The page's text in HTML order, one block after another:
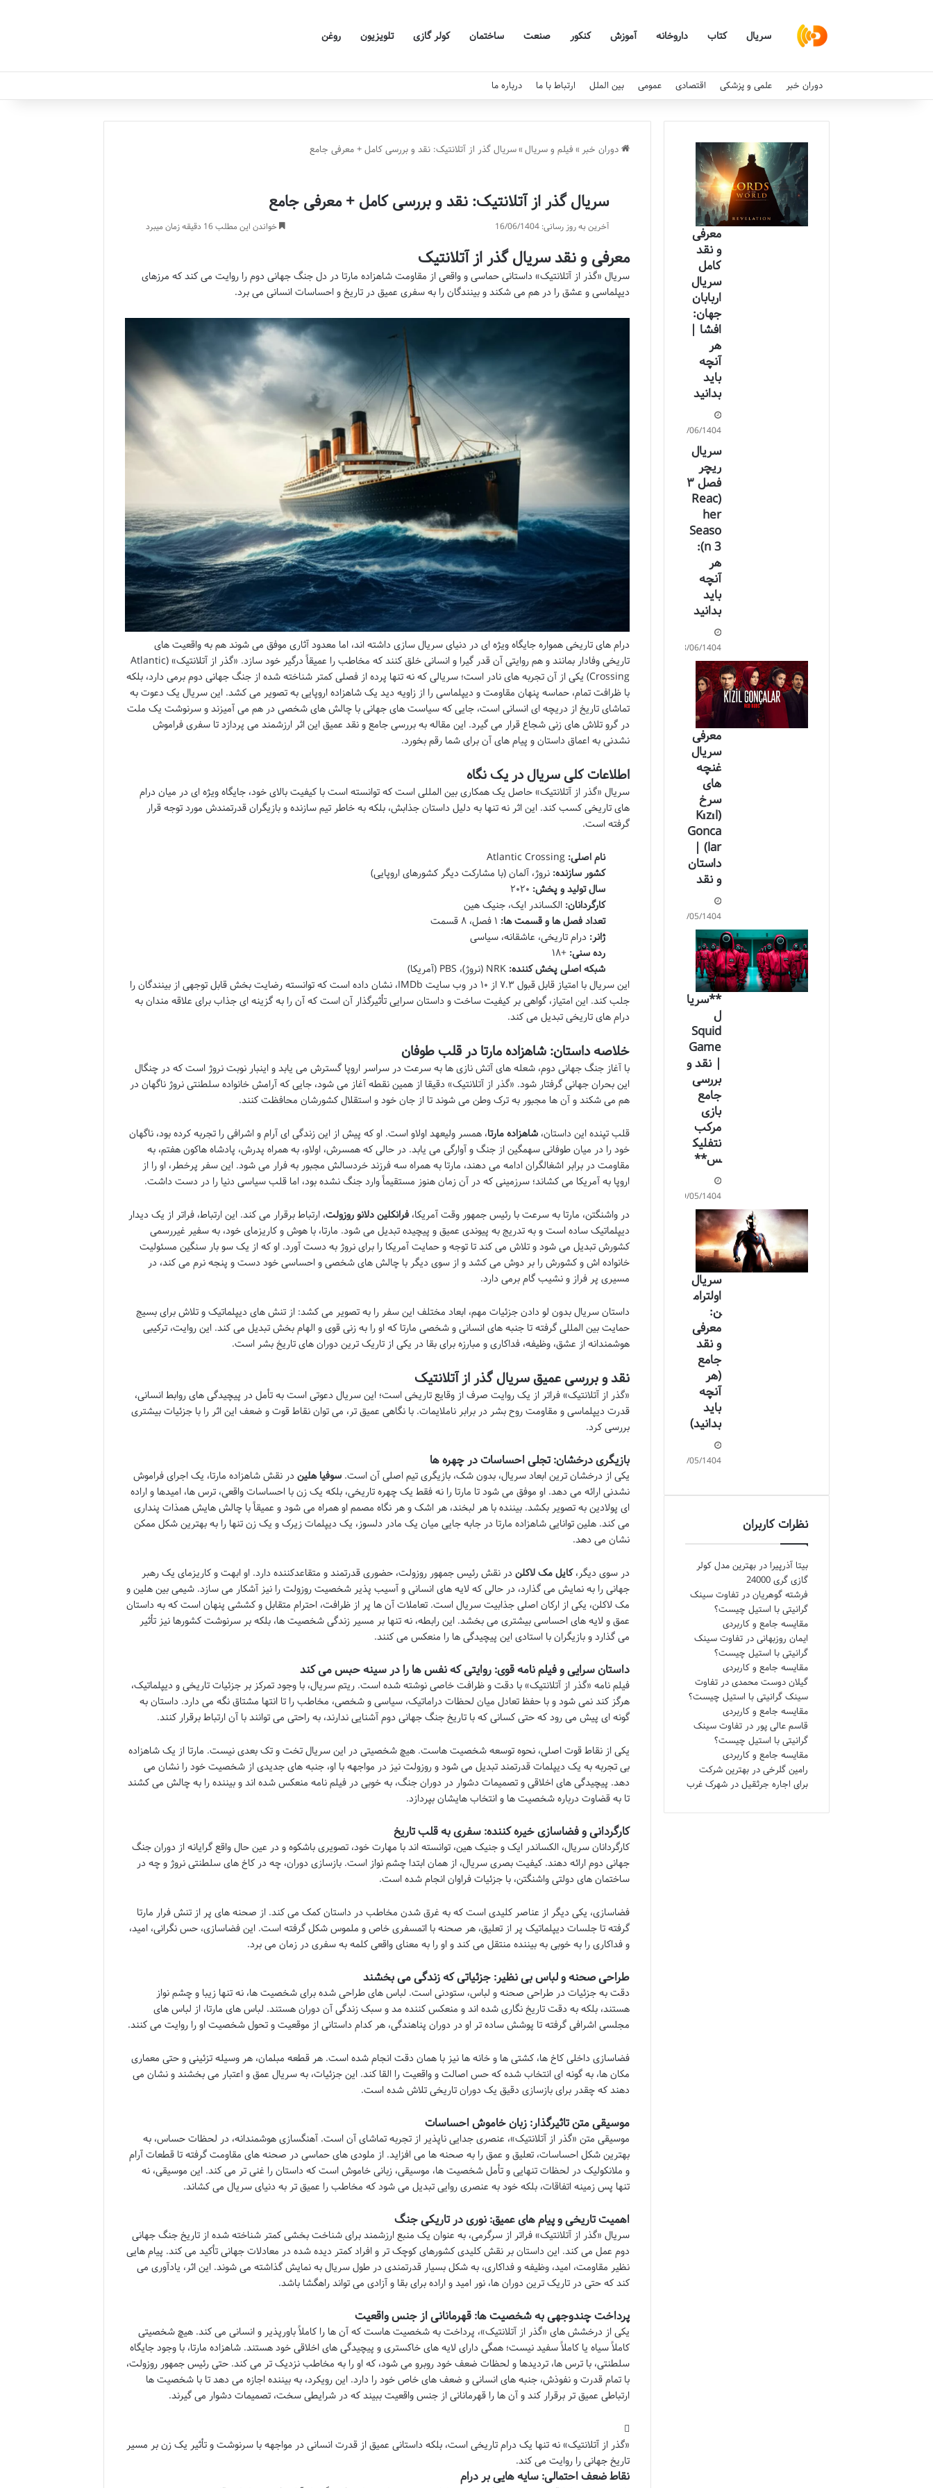
سریال کتاب داروخانه آموزش کنکور صنعت ساختمان کولر گازی تلویزیون روغن
دوران خبر علمی و پزشکی اقتصادی عمومی بین الملل ارتباط با ما درباره ما
دوران خبر » فیلم و سریال »سریال گذر از آتلانتیک: نقد و بررسی کامل + معرفی جامع
سریال گذر از آتلانتیک: نقد و بررسی کامل + معرفی جامع
آخرین به روز رسانی: 16/06/1404 خواندن این مطلب 16 دقیقه زمان میبرد
معرفی و نقد سریال گذر از آتلانتیک
سریال «گذر از آتلانتیک» داستانی حماسی و واقعی از مقاومت شاهزاده مارتا در دل جنگ جهانی دوم را روایت می کند که مرزهای
دیپلماسی و عشق را در هم می شکند و بینندگان را به سفری عمیق در تاریخ و احساسات انسانی می برد.
درام های تاریخی همواره جایگاه ویژه ای در دنیای سریال سازی داشته اند، اما معدود آثاری موفق می شوند هم به واقعیت های
تاریخی وفادار بمانند و هم روایتی آن قدر گیرا و انسانی خلق کنند که مخاطب را عمیقاً درگیر خود سازد. «گذر از آتلانتیک» (Atlantic
Crossing) یکی از آن تجربه های نادر است؛ سریالی که نه تنها پرده از فصلی کمتر شناخته شده از جنگ جهانی دوم برمی دارد، بلکه
با ظرافت تمام، حماسه پنهان مقاومت و دیپلماسی را از زاویه دید یک شاهزاده اروپایی به تصویر می کشد. این سریال یک دعوت به
تماشای تاریخ از دریچه ای انسانی است، جایی که سیاست های جهانی با چالش های شخصی در هم می آمیزند و سرنوشت یک ملت
در گرو تلاش های زنی شجاع قرار می گیرد. این مقاله به بررسی جامع و نقد عمیق این اثر ارزشمند می پردازد تا سفری فراموش
نشدنی به اعماق داستان و پیام های آن برای شما رقم بخورد.
اطلاعات کلی سریال در یک نگاه
سریال «گذر از آتلانتیک» حاصل یک همکاری بین المللی است که توانسته است با کیفیت بالای خود، جایگاه ویژه ای در میان درام
های تاریخی کسب کند. این اثر نه تنها به دلیل داستان جذابش، بلکه به خاطر تیم سازنده و بازیگران قدرتمندش مورد توجه قرار
گرفته است.
نام اصلی: Atlantic Crossing
کشور سازنده: نروژ، آلمان (با مشارکت دیگر کشورهای اروپایی)
سال تولید و پخش:
کارگردانان: الکساندر ایک، جنیک هین
تعداد فصل ها و قسمت ها:
ژانر: درام تاریخی، عاشقانه، سیاسی
رده سنی: +۱۸
شبکه اصلی پخش کننده: NRK (نروژ)، PBS (آمریکا)
این سریال با امتیاز قابل قبول ۷.۳ از ۱۰ در وب سایت IMDb، نشان داده است که توانسته رضایت بخش قابل توجهی از بینندگان را
جلب کند. این امتیاز، گواهی بر کیفیت ساخت و داستان سرایی تأثیرگذار آن است که آن را به گزینه ای جذاب برای علاقه مندان به
درام های تاریخی تبدیل می کند.
خلاصه داستان: شاهزاده مارتا در قلب طوفان
با آغاز جنگ جهانی دوم، شعله های آتش نازی ها به سرعت در سراسر اروپا گسترش می یابد و اینبار نوبت نروژ است که در چنگال
این بحران جهانی گرفتار شود. «گذر از آتلانتیک» دقیقا از همین نقطه آغاز می شود، جایی که آرامش خانواده سلطنتی نروژ ناگهان در
هم می شکند و آن ها مجبور به ترک وطن می شوند تا از جان خود و استقلال کشورشان محافظت کنند.
قلب تپنده این داستان،شاهزاده مارتا، همسر ولیعهد اولاو است. او که پیش از این زندگی ای آرام و اشرافی را تجربه کرده بود، ناگهان
خود را در میان طوفانی سهمگین از جنگ و آوارگی می یابد. در حالی که همسرش، اولاو، به همراه پدرش، پادشاه هاکون هفتم، به
مقاومت در برابر اشغالگران ادامه می دهند، مارتا به همراه سه فرزند خردسالش مجبور به فرار می شود. این سفر پرخطر، او را از
اروپا به آمریکا می کشاند؛ سرزمینی که در آن زمان هنوز مستقیماً وارد جنگ نشده بود، اما قلب سیاسی دنیا را در دست داشت.
در واشنگتن، مارتا به سرعت با رئیس جمهور وقت آمریکا،فرانکلین دلانو روزولت، ارتباط برقرار می کند. این ارتباط، فراتر از یک دیدار
دیپلماتیک ساده است و به تدریج به پیوندی عمیق و پیچیده تبدیل می شود. مارتا، با هوش و کاریزمای خود، به سفیر غیررسمی
کشورش تبدیل می شود و تلاش می کند تا توجه و حمایت آمریکا را برای نروژ به دست آورد. او که از یک سو بار سنگین مسئولیت
خانواده اش و کشورش را بر دوش می کشد و از سوی دیگر با چالش های شخصی و احساسی خود دست و پنجه نرم می کند، در
مسیری پر فراز و نشیب گام برمی دارد.
داستان سریال بدون لو دادن جزئیات مهم، ابعاد مختلف این سفر را به تصویر می کشد: از تنش های دیپلماتیک و تلاش برای بسیج
حمایت بین المللی گرفته تا جنبه های انسانی و شخصی مارتا که او را به زنی قوی و الهام بخش تبدیل می کند. این روایت، ترکیبی
هوشمندانه از عشق، وظیفه، فداکاری و مبارزه برای بقا در یکی از تاریک ترین دوران های تاریخ بشر است.
نقد و بررسی عمیق سریال گذر از آتلانتیک
«گذر از آتلانتیک» فراتر از یک روایت صرف از وقایع تاریخی است؛ این سریال دعوتی است به تأمل در پیچیدگی های روابط انسانی،
قدرت دیپلماسی و مقاومت روح بشر در برابر ناملایمات. با نگاهی عمیق تر، می توان نقاط قوت و ضعف این اثر را با جزئیات بیشتری
بررسی کرد.
بازیگری درخشان: تجلی احساسات در چهره ها
یکی از درخشان ترین ابعاد سریال، بدون شک، بازیگری تیم اصلی آن است.سوفیا هلین در نقش شاهزاده مارتا، یک اجرای فراموش
نشدنی ارائه می دهد. او موفق می شود تا مارتا را نه فقط یک چهره تاریخی، بلکه یک زن با احساسات واقعی، ترس ها، امیدها و اراده
ای پولادین به تصویر بکشد. بیننده با هر لبخند، هر اشک و هر نگاه مصمم او همراه می شود و عمیقاً با چالش هایش همذات پنداری
می کند. هلین توانایی شاهزاده مارتا در جابه جایی میان یک مادر دلسوز، یک دیپلمات زیرک و یک زن تنها را به بهترین شکل ممکن
نشان می دهد.
در سوی دیگر،کایل مک لاکلن در نقش رئیس جمهور روزولت، حضوری قدرتمند و متقاعدکننده دارد. او ابهت و کاریزمای یک رهبر
جهانی را به نمایش می گذارد، در حالی که لایه های انسانی و آسیب پذیر شخصیت روزولت را نیز آشکار می سازد. شیمی بین هلین و
مک لاکلن، یکی از ارکان اصلی جذابیت سریال است. تعاملات آن ها پر از ظرافت، احترام متقابل و کششی پنهان است که به داستان
عمق و لایه های احساسی بیشتری می بخشد. این رابطه، نه تنها بر مسیر زندگی شخصیت ها، بلکه بر سرنوشت کشورها نیز تأثیر
می گذارد و بازیگران با استادی این پیچیدگی ها را منعکس می کنند.
داستان سرایی و فیلم نامه قوی: روایتی که نفس ها را در سینه حبس می کند
فیلم نامه «گذر از آتلانتیک» با دقت و ظرافت خاصی نوشته شده است. ریتم سریال، با وجود تمرکز بر جزئیات تاریخی و دیپلماتیک،
هرگز کند نمی شود و با حفظ تعادل میان لحظات دراماتیک، سیاسی و شخصی، مخاطب را تا انتها مشتاق نگه می دارد. داستان به
گونه ای پیش می رود که حتی کسانی که با تاریخ جنگ جهانی دوم آشنایی ندارند، به راحتی می توانند با آن ارتباط برقرار کنند.
یکی از نقاط قوت اصلی، نحوه توسعه شخصیت هاست. هیچ شخصیتی در این سریال تخت و تک بعدی نیست. مارتا از یک شاهزاده
بی تجربه به یک دیپلمات قدرتمند تبدیل می شود و روزولت نیز در مواجهه با او، جنبه های جدیدی از شخصیت خود را نشان می
دهد. پیچیدگی های اخلاقی و تصمیمات دشوار در دوران جنگ، به خوبی در فیلم نامه منعکس شده اند و بیننده را به چالش می کشند
تا به قضاوت درباره شخصیت ها و انتخاب هایشان بپردازد.
کارگردانی و فضاسازی خیره کننده: سفری به قلب تاریخ
کارگردانان سریال، الکساندر ایک و جنیک هین، توانسته اند با مهارت خود، تصویری باشکوه و در عین حال واقع گرایانه از دوران جنگ
جهانی دوم ارائه دهند. کیفیت بصری سریال، از همان ابتدا چشم نواز است. بازسازی دوران، چه در کاخ های سلطنتی نروژ و چه در
ساختمان های دولتی واشنگتن، با جزئیات فراوان انجام شده است.
فضاسازی، یکی دیگر از عناصر کلیدی است که به غرق شدن مخاطب در داستان کمک می کند. از صحنه های پر از تنش فرار مارتا
گرفته تا جلسات دیپلماتیک پر از تعلیق، هر صحنه با اتمسفری خاص و ملموس شکل گرفته است. این فضاسازی، حس نگرانی، امید،
و فداکاری را به خوبی به بیننده منتقل می کند و او را به معنای واقعی کلمه به سفری در زمان می برد.
طراحی صحنه و لباس بی نظیر: جزئیاتی که زندگی می بخشند
دقت به جزئیات در طراحی صحنه و لباس، ستودنی است. لباس های طراحی شده برای شخصیت ها، نه تنها زیبا و چشم نواز
هستند، بلکه به دقت تاریخ نگاری شده اند و منعکس کننده مد و سبک زندگی آن دوران هستند. لباس های مارتا، از لباس های
مجلسی اشرافی گرفته تا پوشش ساده تر او در دوران پناهندگی، هر کدام داستانی از موقعیت و تحول شخصیت او را روایت می کنند.
فضاسازی داخلی کاخ ها، کشتی ها و خانه ها نیز با همان دقت انجام شده است. هر قطعه مبلمان، هر وسیله تزئینی و حتی معماری
مکان ها، به گونه ای انتخاب شده که حس اصالت و واقعیت را القا کند. این جزئیات، به سریال عمق و اعتبار می بخشند و نشان می
دهند که چقدر برای بازسازی دقیق یک دوران تاریخی تلاش شده است.
موسیقی متن تاثیرگذار: زبان خاموش احساسات
موسیقی متن «گذر از آتلانتیک»، عنصری جدایی ناپذیر از تجربه تماشای آن است. آهنگسازی هوشمندانه، در لحظات حساس، به
بهترین شکل احساسات، تعلیق و عمق را به صحنه ها می افزاید. از ملودی های حماسی در صحنه های مقاومت گرفته تا قطعات آرام
و ملانکولیک در لحظات تنهایی و تأمل شخصیت ها، موسیقی، زبانی خاموش است که داستان را غنی تر می کند. این موسیقی، نه
تنها پس زمینه اتفاقات، بلکه خود به عنصری روایی تبدیل می شود که مخاطب را عمیق تر به دنیای سریال می کشاند.
اهمیت تاریخی و پیام های عمیق: نوری در تاریکی جنگ
سریال «گذر از آتلانتیک» فراتر از سرگرمی، به عنوان یک منبع ارزشمند برای شناخت بخشی کمتر شناخته شده از تاریخ جنگ جهانی
دوم عمل می کند. این داستان بر نقش کلیدی کشورهای کوچک تر و افراد کمتر دیده شده در معادلات جهانی تأکید می کند. پیام هایی
نظیر مقاومت، امید، وظیفه و فداکاری، به شکل بسیار قدرتمندی در طول سریال به نمایش گذاشته می شوند. این اثر، یادآوری می
کند که حتی در تاریک ترین دوران ها، نور امید و اراده برای بقا و آزادی می تواند راهگشا باشد.
پرداخت چندوجهی به شخصیت ها: قهرمانانی از جنس واقعیت
یکی از درخشش های «گذر از آتلانتیک»، پرداخت به شخصیت هاست که آن ها را کاملاً باورپذیر و انسانی می کند. هیچ شخصیتی
کاملاً سیاه یا کاملاً سفید نیست؛ همگی دارای لایه های خاکستری و پیچیدگی های اخلاقی خود هستند. شاهزاده مارتا، با وجود جایگاه
سلطنتی، با ترس ها، تردیدها و لحظات ضعف خود روبرو می شود، که او را به مخاطب نزدیک تر می کند. حتی رئیس جمهور روزولت،
با تمام قدرت و نفوذش، جنبه های انسانی و ضعف های خاص خود را دارد. این رویکرد، به بیننده اجازه می دهد تا با شخصیت ها
ارتباطی عمیق تر برقرار کند و آن ها را قهرمانانی از جنس واقعیت ببیند که در شرایطی سخت، تصمیمات دشوار می گیرند.
«گذر از آتلانتیک» نه تنها یک درام تاریخی است، بلکه داستانی عمیق از قدرت انسانی در مواجهه با سرنوشت و تأثیر یک زن بر مسیر
تاریخ جهانی را روایت می کند.
نقاط ضعف احتمالی: سایه هایی بر درام
معرفی
و نقد
کامل
سریال
اربابان
جهان:
افشا |
هر
آنچه
باید
بدانید
31/06/1404
سریال
ریچر
فصل ۳
(Reac
her
Seaso
n 3):
هر
آنچه
باید
بدانید
08/06/1404
معرفی
سریال
غنچه
های
سرخ
(Kızıl
Gonca
lar) |
داستان
و نقد
31/05/1404
**سریا
ل
Squid
Game
| نقد و
بررسی
جامع
بازی
مرکب
نتفلیک
س**
29/05/1404
سریال
اولترام
ن:
معرفی
و نقد
جامع
(هر
آنچه
باید
بدانید)
21/05/1404
نظرات کاربران
بیتا آذرپیرا دربهترین مدل کولر
گازی گری 24000
فرشته گوهریان درتفاوت سینک
گرانیتی با استیل چیست؟
مقایسه جامع و کاربردی
ایمان روزبهانی درتفاوت سینک
گرانیتی با استیل چیست؟
مقایسه جامع و کاربردی
گیلان دوست محمدی درتفاوت
سینک گرانیتی با استیل چیست؟
مقایسه جامع و کاربردی
قاسم عالی پور درتفاوت سینک
گرانیتی با استیل چیست؟
مقایسه جامع و کاربردی
رامین گلرخی دربهترین شرکت
برای اجاره جرثقیل در شهرک غرب